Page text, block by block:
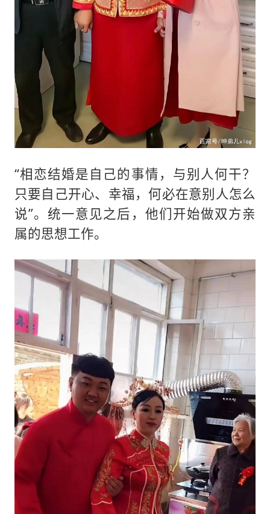
“相恋结婚是自己的事情，与别人何干？
只要自己开心、幸福，何必在意别人怎么
说”。统一意见之后，他们开始做双方亲
属的思想工作。